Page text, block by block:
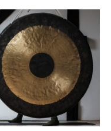
s
t
a
s
d
e